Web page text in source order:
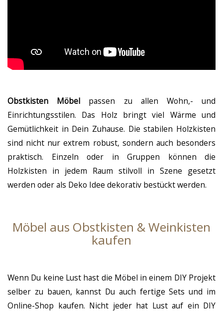
Obstkisten Möbel passen zu allen Wohn,- und
Einrichtungsstilen. Das Holz bringt viel Wärme und
Gemütlichkeit in Dein Zuhause. Die stabilen Holzkisten
sind nicht nur extrem robust, sondern auch besonders
praktisch. Einzeln oder in Gruppen können die
Holzkisten in jedem Raum stilvoll in Szene gesetzt
werden oder als Deko Idee dekorativ bestückt werden.
Möbel aus Obstkisten & Weinkisten
kaufen
Wenn Du keine Lust hast die Möbel in einem DIY Projekt
selber zu bauen, kannst Du auch fertige Sets und im
Online-Shop kaufen. Nicht jeder hat Lust auf ein DIY